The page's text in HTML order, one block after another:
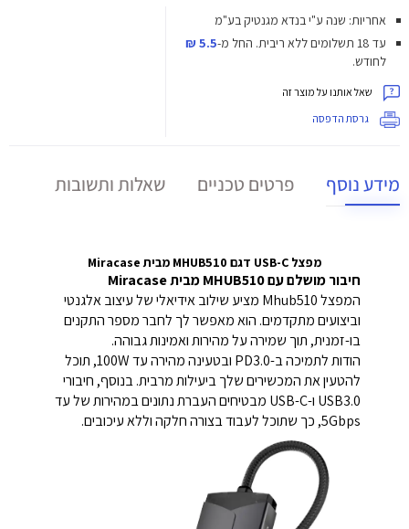
אחריות: שנה ע"י בנדא מגנטיק בע"מ
עד 18 תשלומים ללא ריבית.
החל מ-5.5 ₪
לחודש.
שאל אותנו על מוצר זה
גרסת הדפסה
מידע נוסף פרטים טכניים שאלות ותשובות
מפצל USB-C דגם MHUB510 מבית Miracase
חיבור מושלם עם MHUB510 מבית Miracase
המפצל Mhub510 מציע שילוב אידיאלי של עיצוב אלגנטי
וביצועים מתקדמים. הוא מאפשר לך לחבר מספר התקנים
בו-זמנית, תוך שמירה על מהירות ואמינות גבוהה.
הודות לתמיכה ב-PD3.0 ובטעינה מהירה עד 100W, תוכל
להטעין את המכשירים שלך ביעילות מרבית. בנוסף, חיבורי
USB3.0 ו-USB-C מבטיחים העברת נתונים במהירות של עד
5Gbps, כך שתוכל לעבוד בצורה חלקה וללא עיכובים.